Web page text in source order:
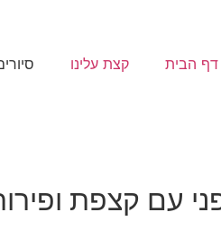
דף הבית קצת עלינו
עם קצפת